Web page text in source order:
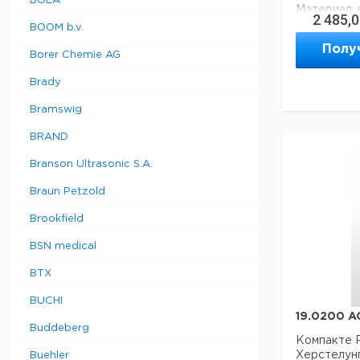
BOOM b.v.
Borer Chemie AG
Brady
Bramswig
BRAND
Branson Ultrasonic S.A.
Braun Petzold
Brookfield
BSN medical
BTX
BUCHI
Buddeberg
Buehler
Материал:
Размеры
Данные
данные
Страна
Темп.
2
19.0200
Компакте